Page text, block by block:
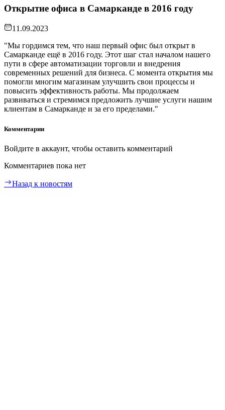
Открытие офиса в Самарканде в 2016 году
11.09.2023
"Мы гордимся тем, что наш первый офис был открыт в
Самарканде ещё в 2016 году. Этот шаг стал началом нашего
пути в сфере автоматизации торговли и внедрения
современных решений для бизнеса. С момента открытия мы
помогли многим магазинам улучшить свои процессы и
повысить эффективность работы. Мы продолжаем
развиваться и стремимся предложить лучшие услуги нашим
клиентам в Самарканде и за его пределами."
Комментарии
Войдите в аккаунт, чтобы оставить комментарий
Комментариев пока нет
Назад к новостям